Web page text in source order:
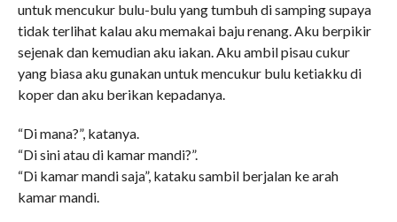
untuk mencukur bulu-bulu yang tumbuh di samping supaya
tidak terlihat kalau aku memakai baju renang. Aku berpikir
sejenak dan kemudian aku iakan. Aku ambil pisau cukur
yang biasa aku gunakan untuk mencukur bulu ketiakku di
koper dan aku berikan kepadanya.
“Di mana?”, katanya.
“Di sini atau di kamar mandi?”.
“Di kamar mandi saja”, kataku sambil berjalan ke arah
kamar mandi.